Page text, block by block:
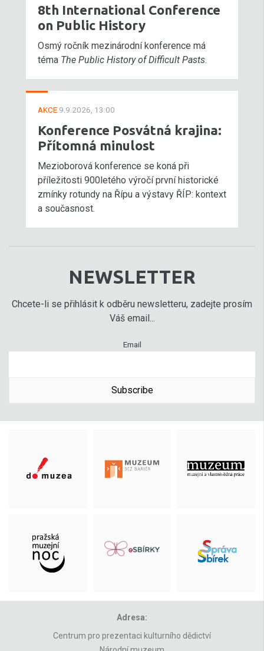
8th International Conference
on Public History
Osmý ročník mezinárodní konference má
téma The Public History of Difficult Pasts.
AKCE 9.9.2026, 13:00
Konference Posvátná krajina:
Přítomná minulost
Mezioborová konference se koná při
příležitosti 900letého výročí první historické
zmínky rotundy na Řípu a výstavy ŘÍP: kontext
a současnost.
NEWSLETTER
Chcete-li se přihlásit k odběru newsletteru, zadejte prosím
Váš email...
Email
Subscribe
Adresa:
Centrum pro prezentaci kulturního dědictví